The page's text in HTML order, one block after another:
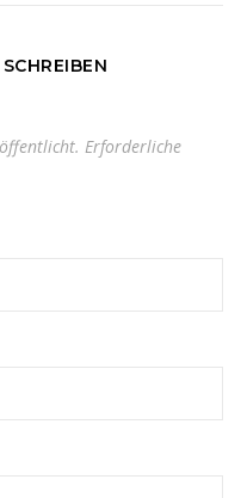
Erforderliche